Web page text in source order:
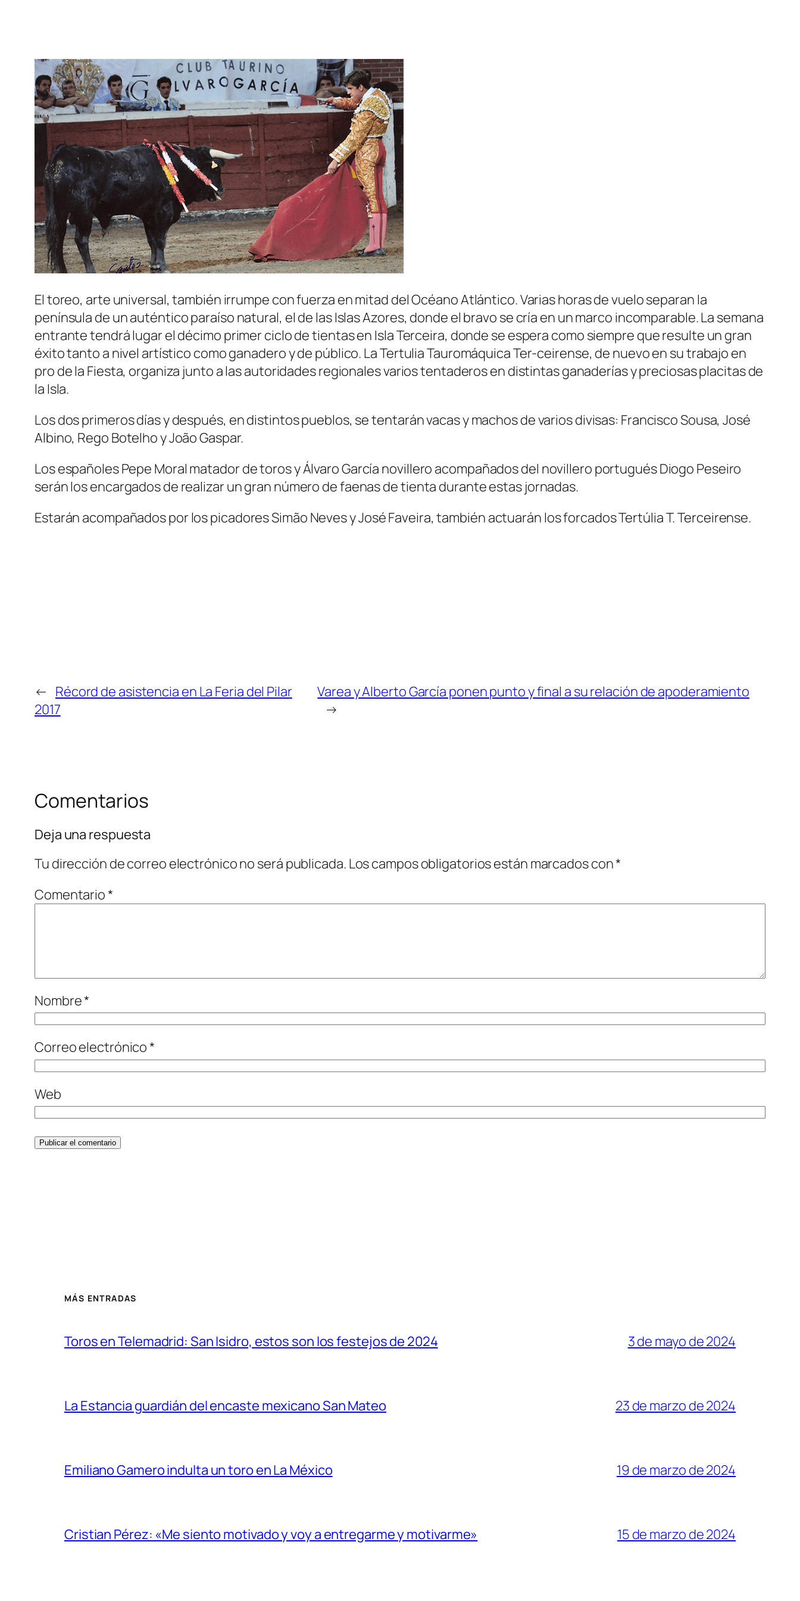
El toreo, arte universal, también irrumpe con fuerza en mitad del Océano Atlántico. Varias horas de vuelo separan la
península de un auténtico paraíso natural, el de las Islas Azores, donde el bravo se cría en un marco incomparable. La semana
entrante tendrá lugar el décimo primer ciclo de tientas en Isla Terceira, donde se espera como siempre que resulte un gran
éxito tanto a nivel artístico como ganadero y de público. La Tertulia Tauromáquica Ter-ceirense, de nuevo en su trabajo en
pro de la Fiesta, organiza junto a las autoridades regionales varios tentaderos en distintas ganaderías y preciosas placitas de
la Isla.
Los dos primeros días y después, en distintos pueblos, se tentarán vacas y machos de varios divisas: Francisco Sousa, José
Albino, Rego Botelho y João Gaspar.
Los españoles Pepe Moral matador de toros y Álvaro García novillero acompañados del novillero portugués Diogo Peseiro
serán los encargados de realizar un gran número de faenas de tienta durante estas jornadas.
Estarán acompañados por los picadores Simão Neves y José Faveira, también actuarán los forcados Tertúlia T. Terceirense.
← Récord de asistencia en La Feria del Pilar
2017
Varea y Alberto García ponen punto y final a su relación de apoderamiento
→
Comentarios
Deja una respuesta
Tu dirección de correo electrónico no será publicada. Los campos obligatorios están marcados con*
Comentario*
Nombre*
Correo electrónico*
Web
MÁS ENTRADAS
Toros en Telemadrid: San Isidro, estos son los festejos de 2024 3 de mayo de 2024
La Estancia guardián del encaste mexicano San Mateo 23 de marzo de 2024
Emiliano Gamero indulta un toro en La México 19 de marzo de 2024
Cristian Pérez: «Me siento motivado y voy a entregarme y motivarme» 15 de marzo de 2024